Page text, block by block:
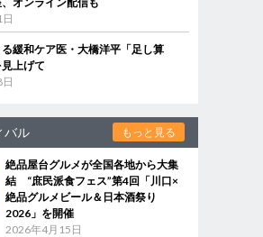
る緩和ケア医・大橋洋平「足し算
上げて
バル もっと見る
絶品屋台グルメが全国各地から大集
結 “庶民派食フェス”第4回「川口×
絶品グルメビール＆日本酒祭り
2026」を開催
2026年4月15日